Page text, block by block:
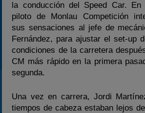
la conducción del Speed Car.
piloto de Monlau Competición
sus sensaciones al jefe de
Fernández, para ajustar el set-up
condiciones de la carretera
CM más rápido en la primera
segunda.
Una vez en carrera, Jordi
tiempos de cabeza estaban lejos